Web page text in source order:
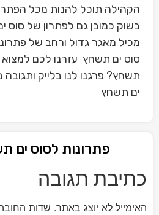
הקהילה תוכל להנות מכל
בשוק כמובן גם לפתרון של
מכיל מאגר גדול ורחב של
סוס ים תשחץ עזרנו לכם
תשחץ? פרגנו לנו בלייק
ים תשחץ
פתרונות לסוס ים
כתיבת תגובה
האימייל לא יוצג באתר. שדות